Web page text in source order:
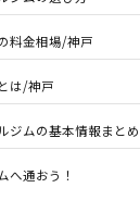
料金相場/神戸
は/神戸
ジムの基本情報まとめ
へ通おう！